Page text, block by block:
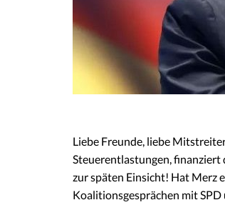
Liebe Freunde, liebe
Steuerentlastungen, finanziert
zur späten Einsicht! Hat Merz
Koalitionsgesprächen mit